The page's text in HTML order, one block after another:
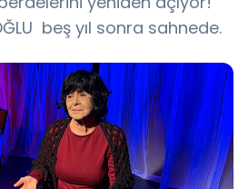
beş yıl sonra sahnede.